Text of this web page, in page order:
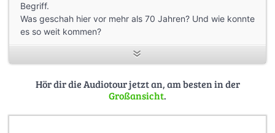
Begriff.
Was geschah hier vor mehr als 70 Jahren? Und wie konnte
es so weit kommen?
Lubich, B mit Zentralwerk e.V.(2015):
Interview mit Henny Brenner.
Hör dir die Audiotour jetzt an, am besten in der
Großansicht.